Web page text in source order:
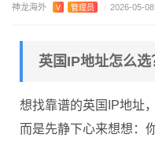
神龙海外 V 管理员 / 2026-05-
英国IP地址怎么
想找靠谱的英国IP地址
而是先静下心来想想：